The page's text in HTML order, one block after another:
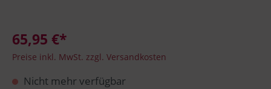
65,95 €*
Preise inkl. MwSt. zzgl. Versandkosten
Nicht mehr verfügbar